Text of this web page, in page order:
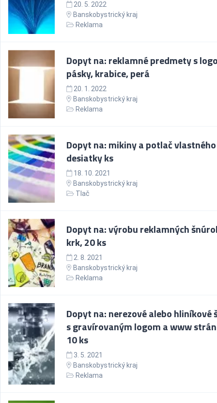
20. 5. 2022
Banskobystrický kraj
Reklama
Dopyt na: reklamné predmety s
pásky, krabice, perá
20. 1. 2022
Banskobystrický kraj
Reklama
Dopyt na: mikiny a potlač
desiatky ks
18. 10. 2021
Banskobystrický kraj
Tlač
Dopyt na: výrobu reklamných
krk, 20 ks
2. 8. 2021
Banskobystrický kraj
Reklama
Dopyt na: nerezové alebo hliníkové
s gravírovaným logom a www
10 ks
3. 5. 2021
Banskobystrický kraj
Reklama